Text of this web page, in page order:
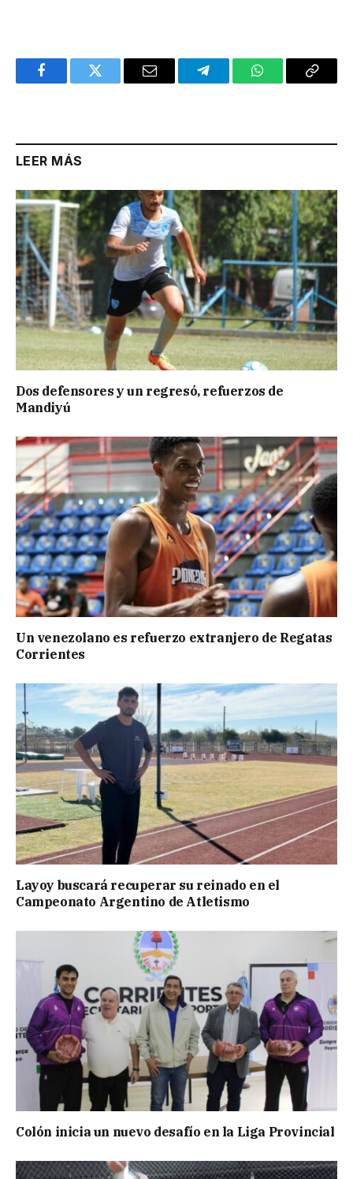
FacebookTwitter Email TelegramWhatsAppCopy
LEER MÁS
Dos defensores y un regresó, refuerzos de
Mandiyú
Un venezolano es refuerzo extranjero de Regatas
Corrientes
Layoy buscará recuperar su reinado en el
Campeonato Argentino de Atletismo
Colón inicia un nuevo desafío en la Liga Provincial